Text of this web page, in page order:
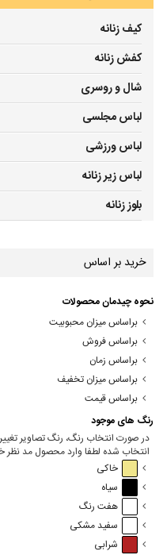
کیف زنانه
کفش زنانه
شال و روسری
لباس مجلسی
لباس ورزشی
لباس زیر زنانه
بلوز زنانه
خرید بر اساس
نحوه چیدمان محصولات
براساس میزان محبوبیت
براساس فروش
براساس زمان
براساس میزان تخفیف
براساس قیمت
رنگ های موجود
در صورت انتخاب رنگ، رنگ تصاویر
انتخاب شده لطفا وارد محصول مد نظر
خاکی
سیاه
هفت رنگ
سفید مشکی
شرابی